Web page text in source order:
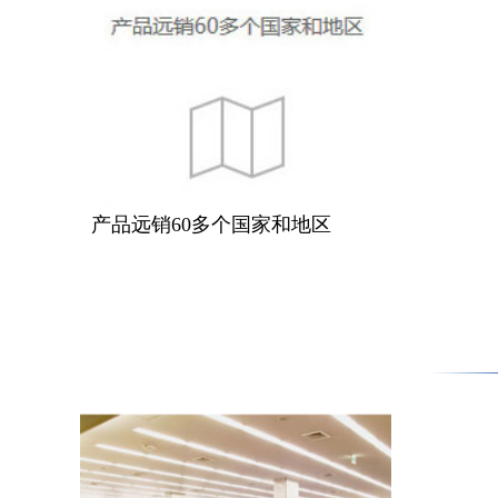
产品远销60多个国家和地区